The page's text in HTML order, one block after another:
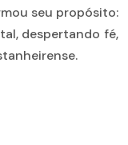
seu propósito:
despertando fé,